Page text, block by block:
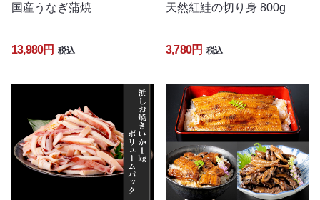
国産うなぎ蒲焼
13,980円 税込
天然紅鮭の切り身 800g
3,780円 税込